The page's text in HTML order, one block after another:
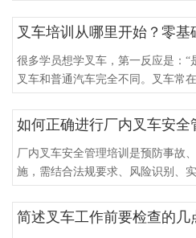
叉车培训从哪里开始？零
很多学员想学叉车，第一反应是：“
叉车和普通汽车完全不同。叉车常在
如何正确进行厂内叉车安全
厂内叉车安全管理培训是预防事故
施，需结合法规要求、风险识别、实
简述叉车工作前要检查的几